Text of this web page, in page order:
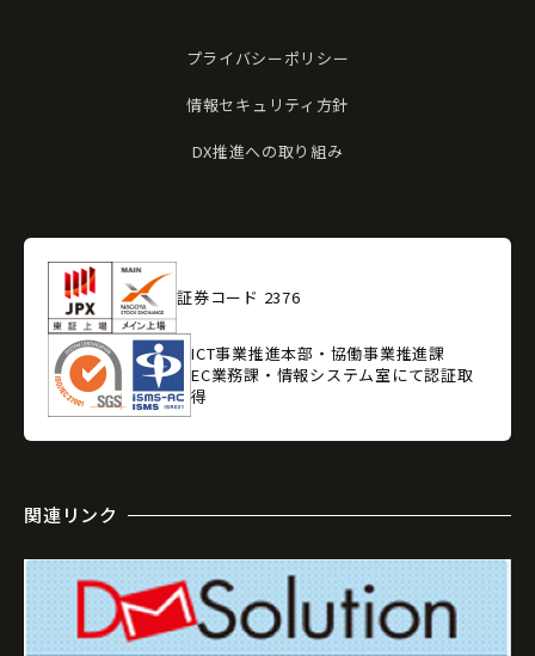
プライバシーポリシー
情報セキュリティ方針
DX推進への取り組み
証券コード 2376
ICT事業推進本部・協働事業推進課
EC業務課・情報システム室にて認証取
得
関連リンク